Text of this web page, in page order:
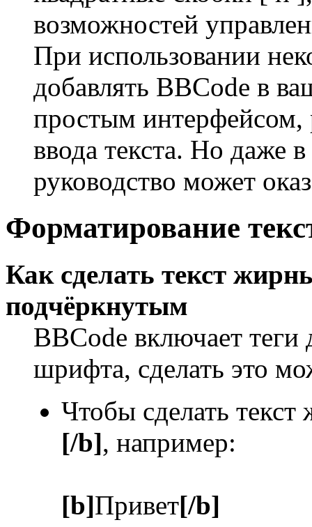
возможностей
При использовании
добавлять BBCode в
простым
ввода текста. Но даже
руководство может
Форматирование
Как сделать текст
подчёркнутым
BBCode включает теги
шрифта, сделать это
Чтобы сделать
[/b], например:
[b]Привет[/b]